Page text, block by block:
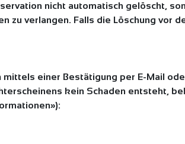
nicht automatisch gelöscht,
zu verlangen. Falls die Löschung vor
einer Bestätigung per E-Mail
kein Schaden entsteht,